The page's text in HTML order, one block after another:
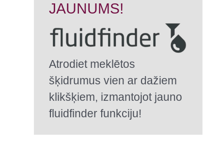
JAUNUMS!
Atrodiet meklētos
šķidrumus vien ar dažiem
klikšķiem, izmantojot jauno
fluidfinder funkciju!